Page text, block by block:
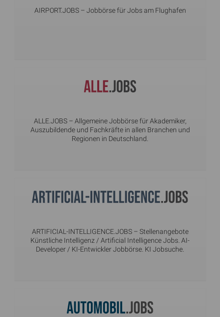
AIRPORT.JOBS– Jobbörse für Jobs am Flughafen
ALLE.JOBS– Allgemeine Jobbörse für Akademiker,
Auszubildende und Fachkräfte in allen Branchen und
Regionen in Deutschland.
ARTIFICIAL-INTELLIGENCE.JOBS– Stellenangebote
Künstliche Intelligenz / Artificial Intelligence Jobs. AI-
Developer / KI-Entwickler Jobbörse. KI Jobsuche.